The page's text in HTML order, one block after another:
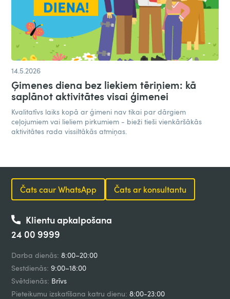
14.5.2026
Ģimenes diena bez liekiem tēriņiem: kā
saplānot aktivitātes visai ģimenei
Kvalitatīvs laiks kopā ar ģimeni nav tikai par dārgiem
ceļojumiem vai lieliem pirkumiem - bieži tieši vienkāršākās
aktivitātes rada vissiltākās atmiņas.
Čats caur WhatsApp Čats ar konsultantu
Klientu apkalpošana
24 00 9999
Darba dienās: 8:00–20:00
Sestdienās: 9:00–18:00
Svētdienās: Brīvs
Pieteikumu izskatīšana katru dienu: 8:00-23:00